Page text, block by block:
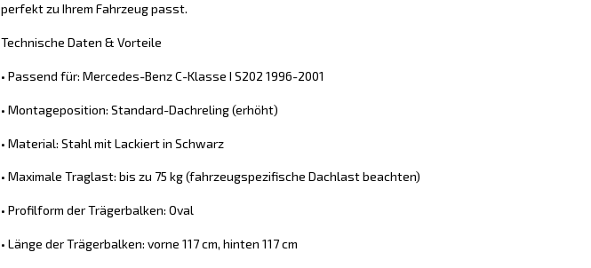
perfekt zu Ihrem Fahrzeug passt.
Technische Daten & Vorteile
• Passend für: Mercedes-Benz C-Klasse I S202 1996-2001
• Montageposition: Standard-Dachreling (erhöht)
• Material: Stahl mit Lackiert in Schwarz
• Maximale Traglast: bis zu 75 kg (fahrzeugspezifische Dachlast beachten)
• Profilform der Trägerbalken: Oval
• Länge der Trägerbalken: vorne 117 cm, hinten 117 cm